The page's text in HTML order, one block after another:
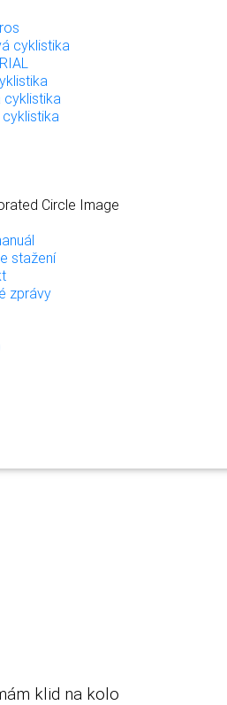
cyklistika
cyklistika
cyklistika
stažení
zprávy
klid na kolo